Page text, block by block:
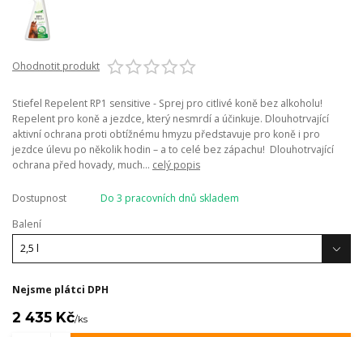
Ohodnotit produkt
Stiefel Repelent RP1 sensitive - Sprej pro citlivé koně bez alkoholu!
Repelent pro koně a jezdce, který nesmrdí a účinkuje. Dlouhotrvající
aktivní ochrana proti obtížnému hmyzu představuje pro koně i pro
jezdce úlevu po několik hodin – a to celé bez zápachu! Dlouhotrvající
ochrana před hovady, much... celý popis
Dostupnost
Do 3 pracovních dnů skladem
Balení
Nejsme plátci DPH
2 435 Kč/ks